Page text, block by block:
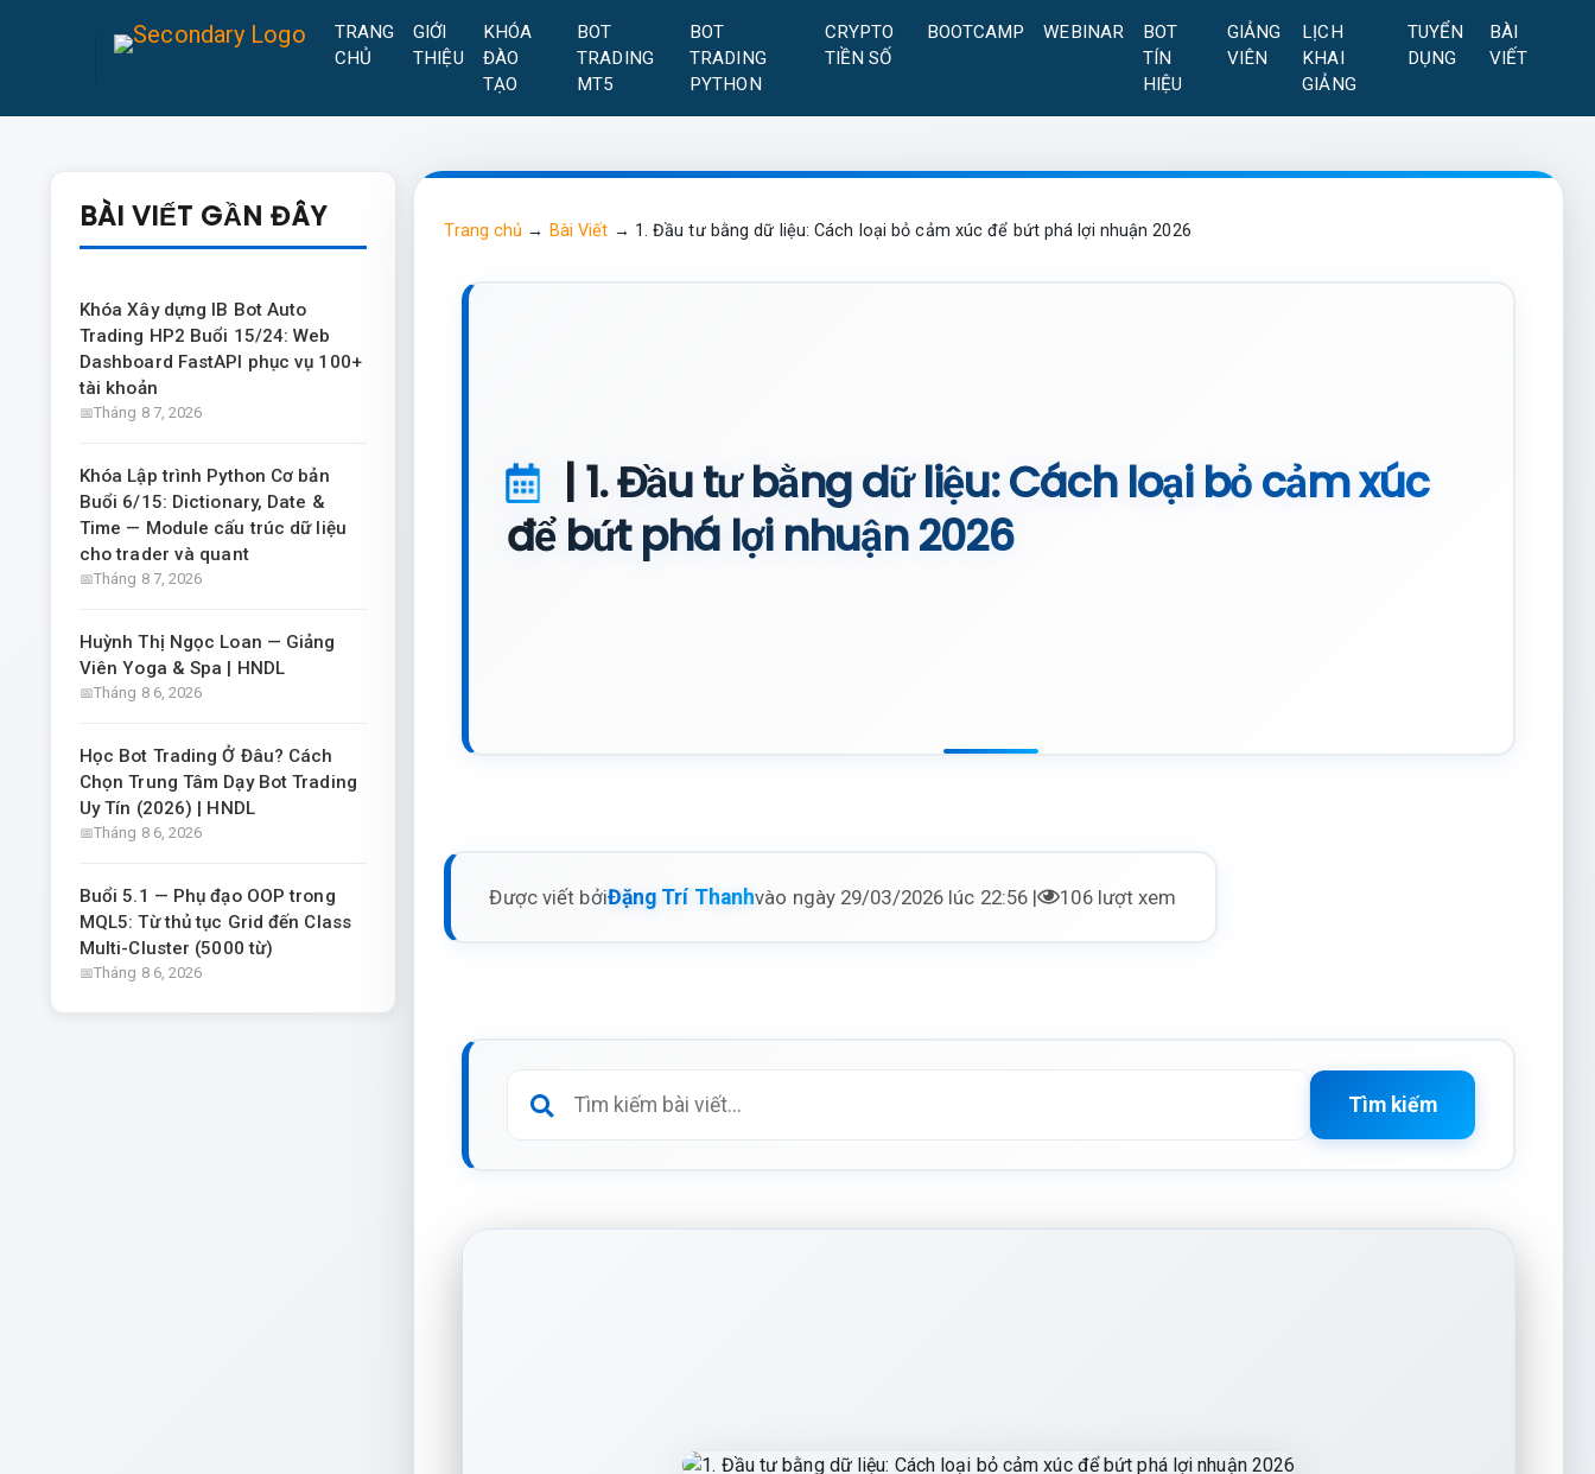
TRANG
CHỦ
GIỚI
THIỆU
KHÓA
ĐÀO
TẠO
BOT
TRADING
MT5
BOT
TRADING
PYTHON
CRYPTO
TIỀN SỐ
BOOTCAMP WEBINAR
BOT
TÍN
HIỆU
GIẢNG
VIÊN
LỊCH
KHAI
GIẢNG
TUYỂN
DỤNG
BÀI
VIẾT
BÀI VIẾT GẦN ĐÂY
Khóa Xây dựng IB Bot Auto
Trading HP2 Buổi 15/24: Web
Dashboard FastAPI phục vụ 100+
tài khoản
Tháng 8 7, 2026
Khóa Lập trình Python Cơ bản
Buổi 6/15: Dictionary, Date &
Time — Module cấu trúc dữ liệu
cho trader và quant
Tháng 8 7, 2026
Huỳnh Thị Ngọc Loan — Giảng
Viên Yoga & Spa | HNDL
Tháng 8 6, 2026
Học Bot Trading Ở Đâu? Cách
Chọn Trung Tâm Dạy Bot Trading
Uy Tín (2026) | HNDL
Tháng 8 6, 2026
Buổi 5.1 — Phụ đạo OOP trong
MQL5: Từ thủ tục Grid đến Class
Multi-Cluster (5000 từ)
Tháng 8 6, 2026
Trang chủ → Bài Viết → 1. Đầu tư bằng dữ liệu: Cách loại bỏ cảm xúc để bứt phá lợi nhuận 2026
| 1. Đầu tư bằng dữ liệu: Cách loại bỏ cảm xúc
để bứt phá lợi nhuận 2026
Được viết bởiĐặng Trí Thanhvào ngày 29/03/2026 lúc 22:56 | 106 lượt xem
Tìm kiếm